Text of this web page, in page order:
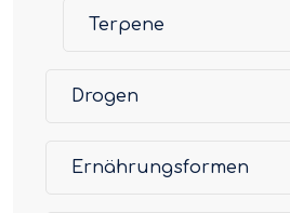
Terpene
Drogen
Ernährungsformen